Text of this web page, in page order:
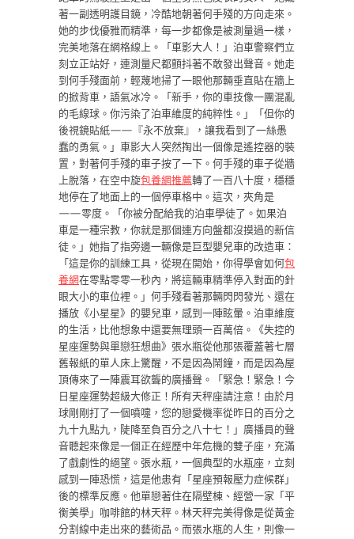
著一副透明護目鏡，冷酷地朝著何手殘的方向走來。
她的步伐優雅而精準，每一步都像是被測量過一樣，
完美地落在網格線上。「車影大人！」泊車警察們立
刻立正站好，連測量尺都顫抖著不敢發出聲音。她走
到何手殘面前，輕蔑地掃了一眼他那輛垂直貼在牆上
的掀背車，語氣冰冷。「新手，你的車技像一團混亂
的毛線球。你污染了泊車維度的純粹性。」「但你的
後視鏡貼紙——『永不放棄』，讓我看到了一絲愚
蠢的勇氣。」車影大人突然掏出一個像是遙控器的裝
置，對著何手殘的車子按了一下。何手殘的車子從牆
上脫落，在空中旋包養網推薦轉了一百八十度，穩穩
地停在了地面上的一個停車格中。這次，夾角是
——零度。「你被分配給我的泊車學徒了。如果泊
車是一種宗教，你就是那個連方向盤都沒摸過的新信
徒。」她指了指旁邊一輛像是巨型嬰兒車的改造車：
「這是你的訓練工具，從現在開始，你得學會如何包
養網在零點零零一秒內，將這輛車精準停入對面的針
眼大小的車位裡。」何手殘看著那輛閃閃發光、還在
播放《小星星》的嬰兒車，感到一陣眩暈。泊車維度
的生活，比他想象中還要無理頭一百萬倍。《失控的
星座運勢與單戀狂想曲》張水瓶從他那張覆蓋著七層
舊報紙的單人床上驚醒，不是因為鬧鐘，而是因為屋
頂傳來了一陣震耳欲聾的廣播聲。「緊急！緊急！今
日星座運勢超級大修正！所有天秤座請注意！由於月
球剛剛打了一個噴嚏，您的戀愛機率從昨日的百分之
九十九點九，陡降至負百分之八十七！」廣播員的聲
音聽起來像是一個正在經歷中年危機的雙子座，充滿
了戲劇性的絕望。張水瓶，一個典型的水瓶座，立刻
感到一陣恐慌，這是他患有「星座預報壓力症候群」
後的標準反應。他單戀著住在隔壁棟、經營一家「平
衡美學」咖啡館的林天秤。林天秤完美得像是從黃金
分割線中走出來的藝術品。而張水瓶的人生，則像一